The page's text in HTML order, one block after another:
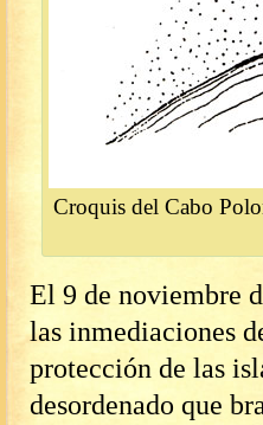
Croquis del Cabo
El 9 de noviembre
las inmediaciones
protección de las
desordenado que